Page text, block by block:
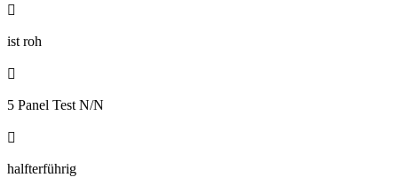

ist roh

5 Panel Test N/N

halfterführig